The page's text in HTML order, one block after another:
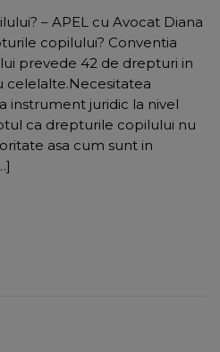
– APEL cu Avocat Diana
copilului? Conventia
prevede 42 de drepturi in
celelalte.Necesitatea
instrument juridic la nivel
ca drepturile copilului nu
asa cum sunt in